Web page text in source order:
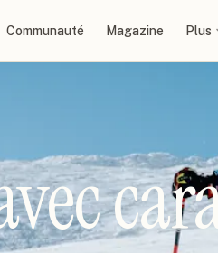
Communauté Magazine Plus